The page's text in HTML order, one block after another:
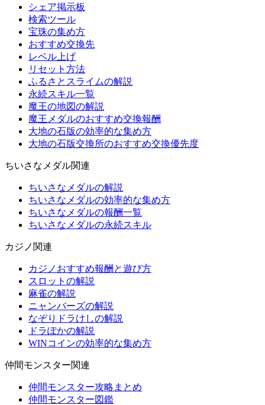
シェア掲示板
検索ツール
宝珠の集め方
おすすめ交換先
レベル上げ
リセット方法
ふるさとスライムの解説
永続スキル一覧
魔王の地図の解説
魔王メダルのおすすめ交換報酬
大地の石版の効率的な集め方
大地の石版交換所のおすすめ交換優先度
ちいさなメダル関連
ちいさなメダルの解説
ちいさなメダルの効率的な集め方
ちいさなメダルの報酬一覧
ちいさなメダルの永続スキル
カジノ関連
カジノおすすめ報酬と遊び方
スロットの解説
麻雀の解説
ニャンバーズの解説
なぞりドラけしの解説
ドラぽかの解説
WINコインの効率的な集め方
仲間モンスター関連
仲間モンスター攻略まとめ
仲間モンスター図鑑